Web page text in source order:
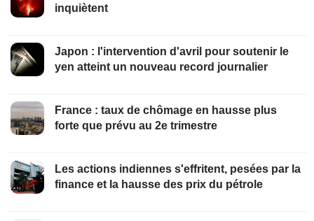
inquiètent
Japon : l'intervention d'avril pour soutenir le
yen atteint un nouveau record journalier
France : taux de chômage en hausse plus
forte que prévu au 2e trimestre
Les actions indiennes s'effritent, pesées par la
finance et la hausse des prix du pétrole